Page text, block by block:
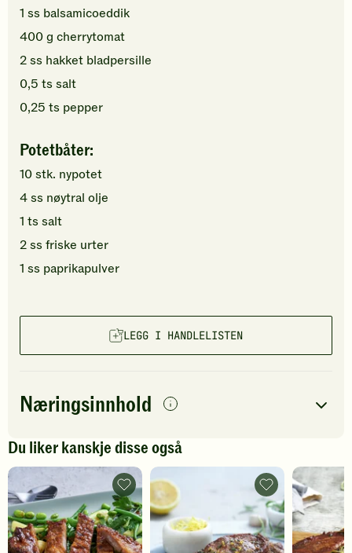
1 ss balsamicoeddik
400g cherrytomat
2ss hakket bladpersille
0,5 ts salt
0,25 ts pepper
Potetbåter:
10stk. nypotet
4ss nøytral olje
1 ts salt
2ss friske urter
1 ss paprikapulver
LEGG I HANDLELISTEN
Næringsinnhold
per porsjon
Navn på
antall
Energi 1051kcal
Fett
57 g
Protein
73g
Du liker kanskje disse også
Nakkekoteletter
med
honning,
lime
og
soya
Nakkekoteletter
-
legg
til
favoritter